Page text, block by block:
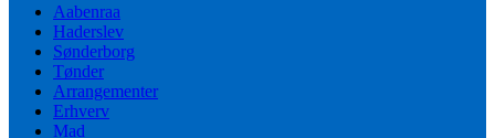
Aabenraa
Haderslev
Sønderborg
Tønder
Arrangementer
Erhverv
Mad